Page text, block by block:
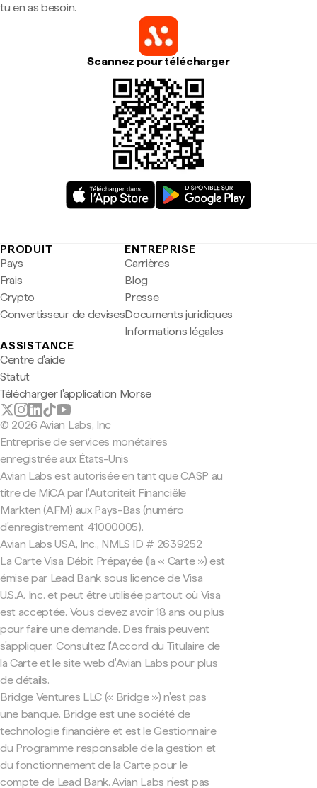
tu en as besoin.
Scannez pour télécharger
PRODUIT
Pays
Frais
Crypto
Convertisseur de devises
ENTREPRISE
Carrières
Blog
Presse
Documents juridiques
Informations légales
ASSISTANCE
Centre d'aide
Statut
Télécharger l'application Morse
© 2026 Avian Labs, Inc
Entreprise de services monétaires
enregistrée aux États-Unis
Avian Labs est autorisée en tant que CASP au
titre de MiCA par l'Autoriteit Financiële
Markten (AFM) aux Pays-Bas (numéro
d'enregistrement 41000005).
Avian Labs USA, Inc., NMLS ID # 2639252
La Carte Visa Débit Prépayée (la « Carte ») est
émise par Lead Bank sous licence de Visa
U.S.A. Inc. et peut être utilisée partout où Visa
est acceptée. Vous devez avoir 18 ans ou plus
pour faire une demande. Des frais peuvent
s'appliquer. Consultez l'Accord du Titulaire de
la Carte et le site web d'Avian Labs pour plus
de détails.
Bridge Ventures LLC (« Bridge ») n'est pas
une banque. Bridge est une société de
technologie financière et est le Gestionnaire
du Programme responsable de la gestion et
du fonctionnement de la Carte pour le
compte de Lead Bank. Avian Labs n'est pas